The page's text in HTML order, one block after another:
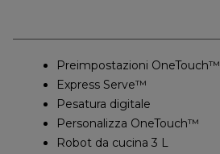
Preimpostazioni OneTouch™
Express Serve™
Pesatura digitale
Personalizza OneTouch™
Robot da cucina 3 L